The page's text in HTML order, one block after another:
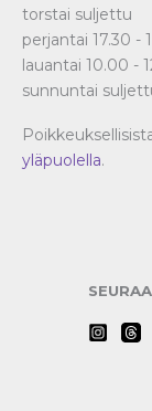
torstai suljettu
perjantai 17.30 -
lauantai 10.00 -
sunnuntai
yläpuolella.